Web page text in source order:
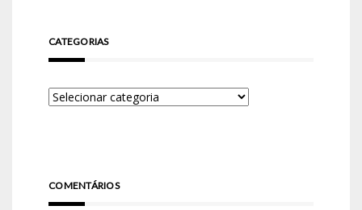
CATEGORIAS
COMENTÁRIOS